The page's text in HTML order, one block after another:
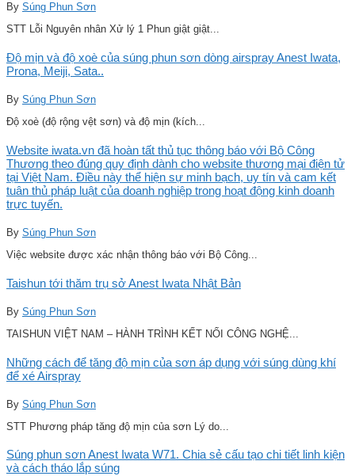
By Súng Phun Sơn
STT Lỗi Nguyên nhân Xử lý 1 Phun giật giật...
Độ mịn và độ xoè của súng phun sơn dòng airspray Anest Iwata,
Prona, Meiji, Sata..
By Súng Phun Sơn
Độ xoè (độ rộng vệt sơn) và độ mịn (kích...
Website iwata.vn đã hoàn tất thủ tục thông báo với Bộ Công
Thương theo đúng quy định dành cho website thương mại điện tử
tại Việt Nam. Điều này thể hiện sự minh bạch, uy tín và cam kết
tuân thủ pháp luật của doanh nghiệp trong hoạt động kinh doanh
trực tuyến.
By Súng Phun Sơn
Việc website được xác nhận thông báo với Bộ Công...
Taishun tới thăm trụ sở Anest Iwata Nhật Bản
By Súng Phun Sơn
TAISHUN VIỆT NAM – HÀNH TRÌNH KẾT NỐI CÔNG NGHỆ...
Những cách để tăng độ mịn của sơn áp dụng với súng dùng khí
để xé Airspray
By Súng Phun Sơn
STT Phương pháp tăng độ mịn của sơn Lý do...
Súng phun sơn Anest Iwata W71. Chia sẻ cấu tạo chi tiết linh kiện
và cách tháo lắp súng